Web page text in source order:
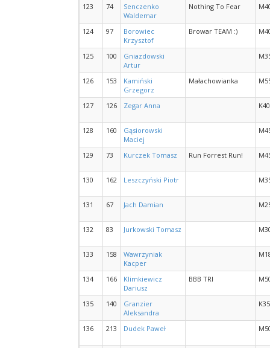
123 74
Senczenko
Waldemar
Nothing To Fear
124 97
Borowiec
Krzysztof
Browar TEAM :)
125 100
Gniazdowski
Artur
126 153
Kamiński
Grzegorz
Małachowianka
127 126 Zegar Anna K40
128 160
Gąsiorowski
Maciej
129 73 Kurczek Tomasz Run Forrest Run!
130 162 Leszczyński Piotr
131 67 Jach Damian
132 83 Jurkowski Tomasz
133 158
Wawrzyniak
Kacper
134 166
Klimkiewicz
Dariusz
BBB TRI
135 140
Granzier
Aleksandra
K35
136 213 Dudek Paweł